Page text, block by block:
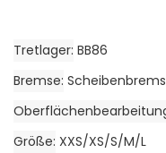
Tretlager BB86
Bremse
Größe XXS/XS/S/M/L